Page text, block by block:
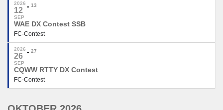
2026
12
SEP
13
WAE DX Contest SSB
FC-Contest
2026
26
SEP
27
CQWW RTTY DX Contest
FC-Contest